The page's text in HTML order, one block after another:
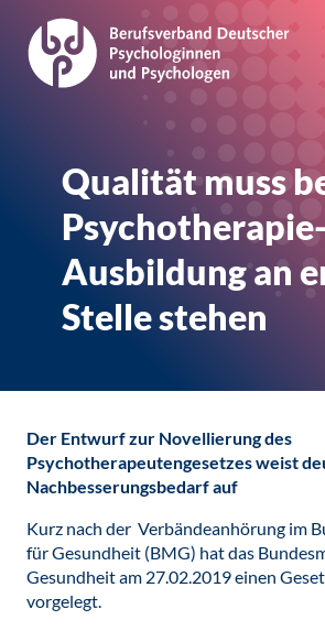
Qualität muss
Psychotherapie-
Ausbildung an
Stelle stehen
Der Entwurf zur Novellierung des
Psychotherapeutengesetzes weist
Nachbesserungsbedarf auf
Kurz nach der Verbändeanhörung im
für Gesundheit (BMG) hat das
Gesundheit am 27.02.2019 einen
vorgelegt.